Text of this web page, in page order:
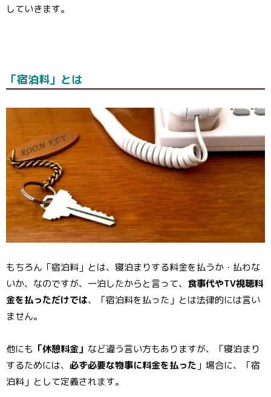
していきます。
「宿泊料」とは
もちろん「宿泊料」とは、寝泊まりする料金を払うか・払わな
いか、なのですが、一泊したからと言って、 食事代やTV視聴料
金を払っただけでは、「宿泊料を払った」とは法律的には言い
ません。
他にも 「休憩料金」 など違う言い方もありますが、「寝泊まり
するためには、 必ず必要な物事に料金を払った 」場合に、「宿
泊料」として定義されます。